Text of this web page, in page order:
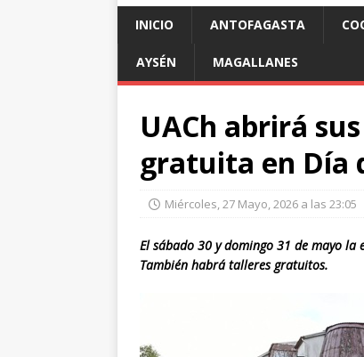
INICIO ANTOFAGASTA
AYSÉN MAGALLANES
UACh abrirá
gratuita en Día
Miércoles, 27 Mayo, 2026 a las 23:05
El sábado 30 y domingo 31 de mayo
También habrá talleres gratuitos.